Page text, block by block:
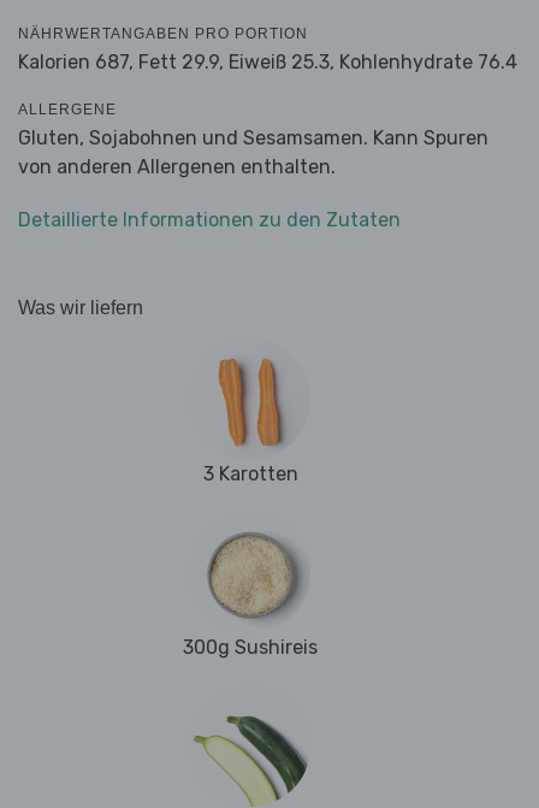
NÄHRWERTANGABEN PRO PORTION
Kalorien 687, Fett 29.9, Eiweiß 25.3, Kohlenhydrate 76.4
ALLERGENE
Gluten, Sojabohnen und Sesamsamen. Kann Spuren
von anderen Allergenen enthalten.
Detaillierte Informationen zu den Zutaten
Was wir liefern
3 Karotten
300g Sushireis